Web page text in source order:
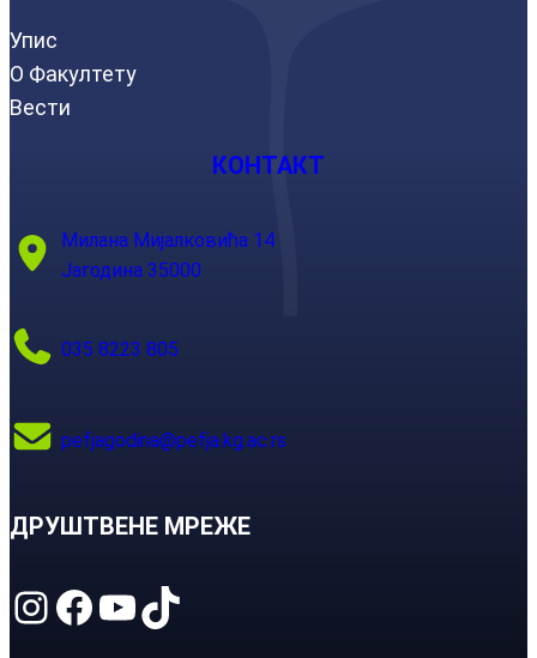
Упис
О Факултету
Вести
КОНТАКТ
Милана Мијалковића 14
Јагодина 35000
035 8223 805
pefjagodina@pefja.kg.ac.rs
ДРУШТВЕНЕ МРЕЖЕ
Instagram Facebook YouTube TikTok